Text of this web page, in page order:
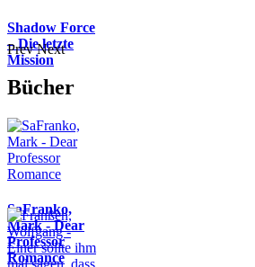
Shadow Force
– Die letzte
Mission
Prev Next
Bücher
SaFranko,
Mark - Dear
Professor
Romance